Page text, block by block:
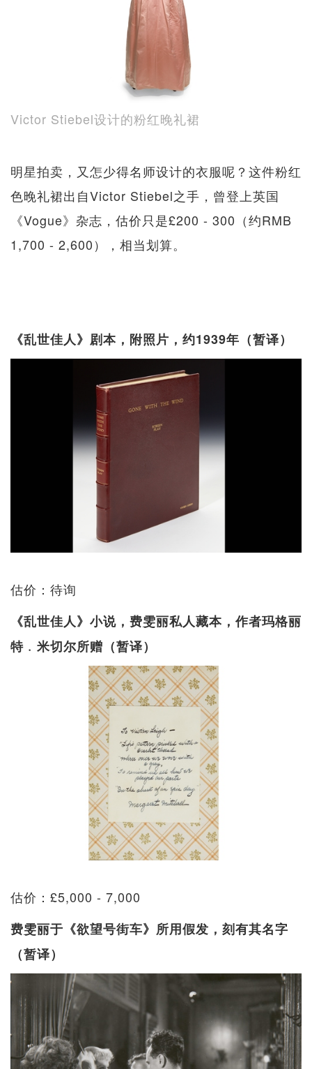
Victor Stiebel设计的粉红晚礼裙
明星拍卖，又怎少得名师设计的衣服呢？这件粉红
色晚礼裙出自Victor Stiebel之手，曾登上英国
《Vogue》杂志，估价只是£200 - 300（约RMB
1,700 - 2,600），相当划算。
《乱世佳人》剧本，附照片，约1939年（暂译）
估价：待询
《乱世佳人》小说，费雯丽私人藏本，作者玛格丽
特﹒米切尔所赠（暂译）​
估价：£5,000 - 7,000
费雯丽于《欲望号街车》所用假发，刻有其名字
（暂译）​